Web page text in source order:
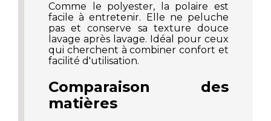
Comme le polyester, la polaire est
facile à entretenir. Elle ne peluche
pas et conserve sa texture douce
lavage après lavage. Idéal pour ceux
qui cherchent à combiner confort et
facilité d'utilisation.
Comparaison des
matières